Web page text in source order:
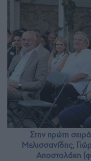
Στην πρώτη
Μελισσανίδης,
Αποστολάκη